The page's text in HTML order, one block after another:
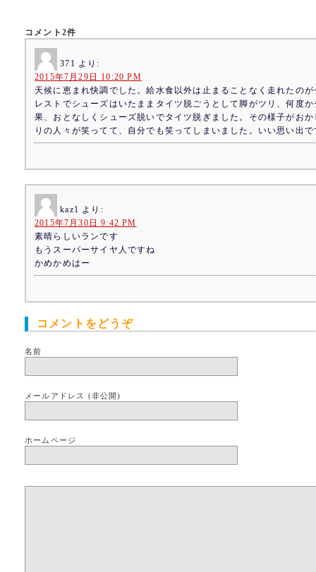
コメント2件
371 より:
2015年7月29日 10:20 PM
天候に恵まれ快調でした。給水食以外は止まることなく走れたの
レストでシューズはいたままタイツ脱ごうとして脚がツリ、何度
果、おとなしくシューズ脱いでタイツ脱ぎました。その様子がお
りの人々が笑ってて、自分でも笑ってしまいました。いい思い出で
kaz1 より:
2015年7月30日 9:42 PM
素晴らしいランです
もうスーパーサイヤ人ですね
かめかめはー
コメントをどうぞ
名前
メールアドレス (非公開)
ホームページ